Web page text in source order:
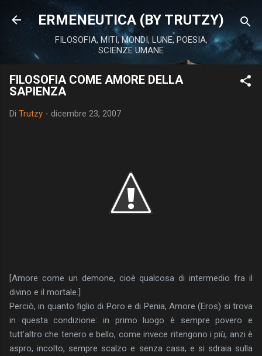
Passa ai contenuti principali
ERMENEUTICA (BY TRUTZY)
FILOSOFIA, MITI, MONDI, LUNE, POESIA,
SCIENZE UMANE
FILOSOFIA COME AMORE DELLA
SAPIENZA
Di Trutzy - dicembre 23, 2007
[Amore come un demone, cioè qualcosa di intermedio fra il
divino e il mortale.]
Perciò, in quanto figlio di Poro e di Penia, Amore (Eros) si trova
in questa condizione: in primo luogo è sempre povero e
tutt’altro che tenero e bello, come invece ritengono i più, anzi è
aspro, incolto, sempre scalzo e senza casa, e si sdraia sulla